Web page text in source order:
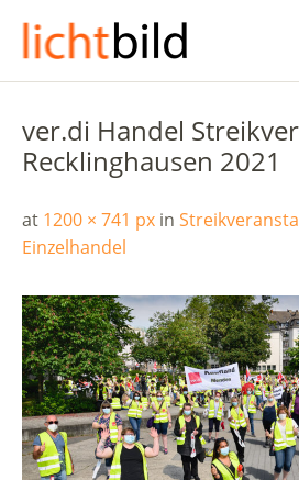
ver.di Handel
Recklinghausen 2021
at 1200 × 741 px in
Einzelhandel